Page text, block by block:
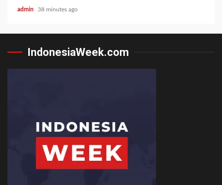
admin 38 minutes ago
IndonesiaWeek.com